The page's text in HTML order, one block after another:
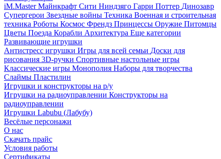
iM.Master Майнкрафт Сити Ниндзяго Гарри Поттер Динозавр
Супергерои Звездные войны Техника Военная и строительная
техника Роботы Космос Френдз Принцессы Оружие Питомцы
Цветы Поезда Корабли Архитектура Еще категории
Развивающие игрушки
Антистресс игрушки Игры для всей семьи Доски для
рисования 3D-ручки Спортивные настольные игры
Классические игры Монополия Наборы для творчества
Слаймы Пластилин
Игрушки и конструкторы на р/у
Игрушки на радиоуправлении Конструкторы на
радиоуправлении
Игрушки Labubu (Лабубу)
Весёлые персонажи
О нас
Скачать прайс
Условия работы
Сертификаты